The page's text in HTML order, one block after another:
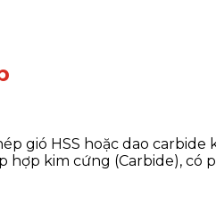
gió HSS hoặc dao carbide
hợp kim cứng (Carbide), có